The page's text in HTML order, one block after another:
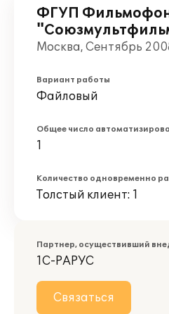
ФГУП
Москва, Сентябрь
Вариант работы
Файловый
Общее число
1
Количество одновременно
Толстый клиент: 1
Партнер, осуществивший
1С-РАРУС
Связаться